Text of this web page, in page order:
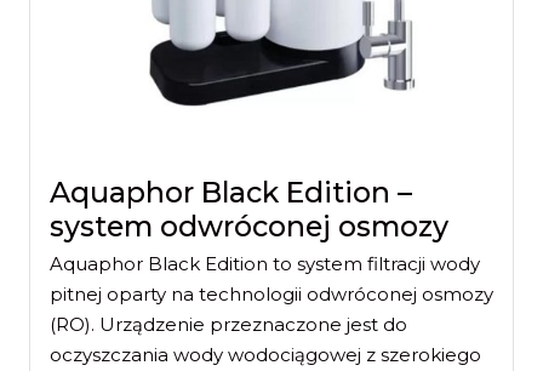
Aquaphor Black Edition –
system odwróconej osmozy
Aquaphor Black Edition to system filtracji wody
pitnej oparty na technologii odwróconej osmozy
(RO). Urządzenie przeznaczone jest do
oczyszczania wody wodociągowej z szerokiego